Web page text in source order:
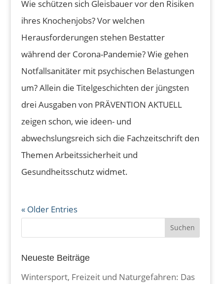
Wie schützen sich Gleisbauer vor den Risiken
ihres Knochenjobs? Vor welchen
Herausforderungen stehen Bestatter
während der Corona-Pandemie? Wie gehen
Notfallsanitäter mit psychischen Belastungen
um? Allein die Titelgeschichten der jüngsten
drei Ausgaben von PRÄVENTION AKTUELL
zeigen schon, wie ideen- und
abwechslungsreich sich die Fachzeitschrift den
Themen Arbeitssicherheit und
Gesundheitsschutz widmet.
« Older Entries
Neueste Beiträge
Wintersport, Freizeit und Naturgefahren: Das